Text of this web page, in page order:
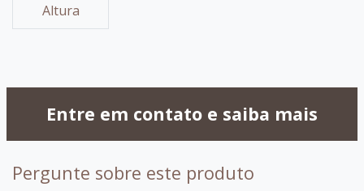
Altura
Entre em contato e saiba mais
Pergunte sobre este produto